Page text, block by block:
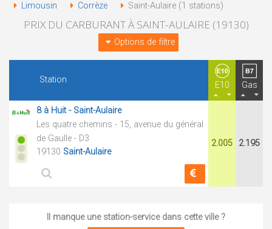
Limousin Corrèze Saint-Aulaire (1 stations)
PRIX DU CARBURANT À SAINT-AULAIRE (19130)
Options de filtre
Station
E10 Gas
8 à Huit - Saint-Aulaire
Les quatre chemins - 15, avenue du général
de Gaulle - D3
19130 Saint-Aulaire
2.005 2.195
Il manque une station-service dans cette ville ?